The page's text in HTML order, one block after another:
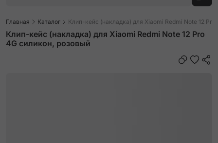
Главная Каталог Клип-кейс (накладка) для Xiaomi Redmi Note 12
Клип-кейс (накладка) для Xiaomi Redmi Note 12 Pro
4G силикон, розовый